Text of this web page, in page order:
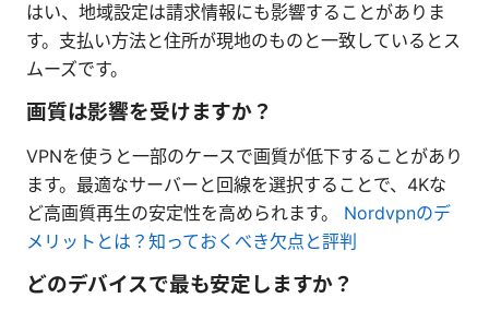
はい、地域設定は請求情報にも影響することがありま
す。支払い方法と住所が現地のものと一致しているとス
ムーズです。
画質は影響を受けますか？
VPNを使うと一部のケースで画質が低下することがあり
ます。最適なサーバーと回線を選択することで、4Kな
ど高画質再生の安定性を高められます。 Nordvpnのデ
メリットとは？知っておくべき欠点と評判
どのデバイスで最も安定しますか？